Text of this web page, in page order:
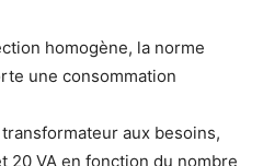
homogène, la norme
une consommation
aux besoins,
20 VA en fonction du nombre